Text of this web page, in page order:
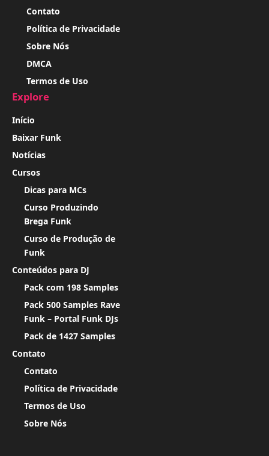
Contato
Política de Privacidade
Sobre Nós
DMCA
Termos de Uso
Explore
Início
Baixar Funk
Notícias
Cursos
Dicas para MCs
Curso Produzindo
Brega Funk
Curso de Produção de
Funk
Conteúdos para DJ
Pack com 198 Samples
Pack 500 Samples Rave
Funk – Portal Funk DJs
Pack de 1427 Samples
Contato
Contato
Política de Privacidade
Termos de Uso
Sobre Nós